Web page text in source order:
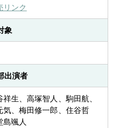
リンク
象
出演者
生、高塚智人、駒田航、
、梅田修一郎、住谷哲
島颯人